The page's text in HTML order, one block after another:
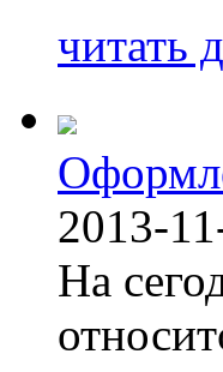
читать
2013-
На